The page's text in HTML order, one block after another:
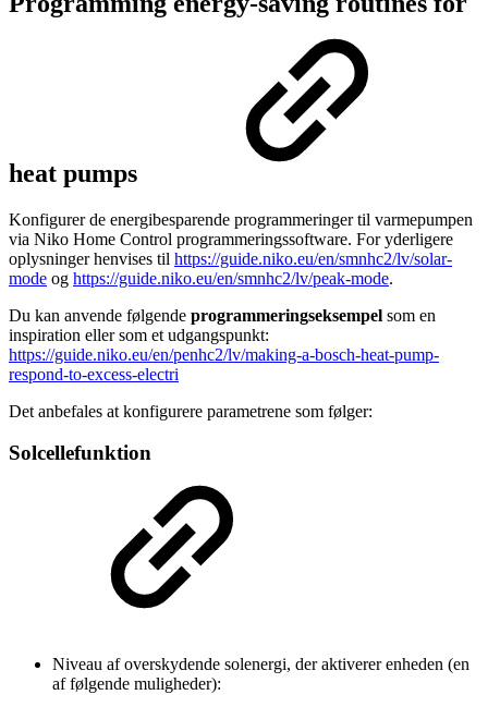
heat pumps
Konfigurer de energibesparende programmeringer til varmepumpen
via Niko Home Control programmeringssoftware. For yderligere
oplysninger henvises til https://guide.niko.eu/en/smnhc2/lv/solar-
mode og https://guide.niko.eu/en/smnhc2/lv/peak-mode.
Du kan anvende følgende programmeringseksempel som en
inspiration eller som et udgangspunkt:
https://guide.niko.eu/en/penhc2/lv/making-a-bosch-heat-pump-
respond-to-excess-electri
Det anbefales at konfigurere parametrene som følger:
Solcellefunktion
Niveau af overskydende solenergi, der aktiverer enheden (en
af følgende muligheder):